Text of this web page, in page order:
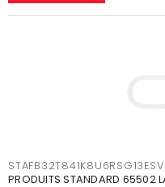
STAFB32T841K8U6RSG13ESV
PRODUITS STANDARD 65502